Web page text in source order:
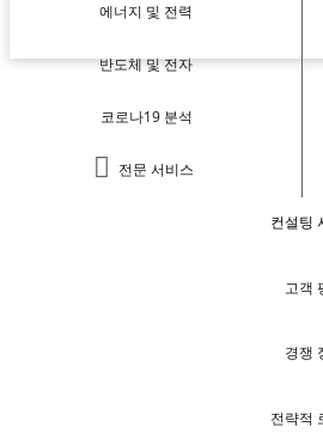
에너지 및 전력
반도체 및 전자
코로나19 분석
전문 서비스
컨설팅
고객
경쟁
전략적